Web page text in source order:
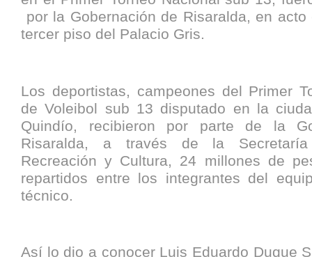
por la Gobernación de Risaralda, en
tercer piso del Palacio Gris.
Los deportistas, campeones del Primer
de Voleibol sub 13 disputado en la
Quindío, recibieron por parte de la
Risaralda, a través de la
Recreación y Cultura, 24 millones de
repartidos entre los integrantes del
técnico.
Así lo dio a conocer Luis Eduardo Duque